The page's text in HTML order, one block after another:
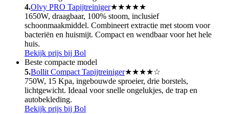
4.Olvy PRO Tapijtreiniger★★★★★
1650W, draagbaar, 100% stoom, inclusief
schoonmaakmiddel. Combineert extractie met stoom voor
bacteriën en huismijt. Compact en wendbaar voor het hele
huis.
Bekijk prijs bij Bol
Beste compacte model
5.Bollit Compact Tapijtreiniger★★★★☆
750W, 15 Kpa, ingebouwde sproeier, drie borstels,
lichtgewicht. Ideaal voor snelle ongelukjes, de trap en
autobekleding.
Bekijk prijs bij Bol